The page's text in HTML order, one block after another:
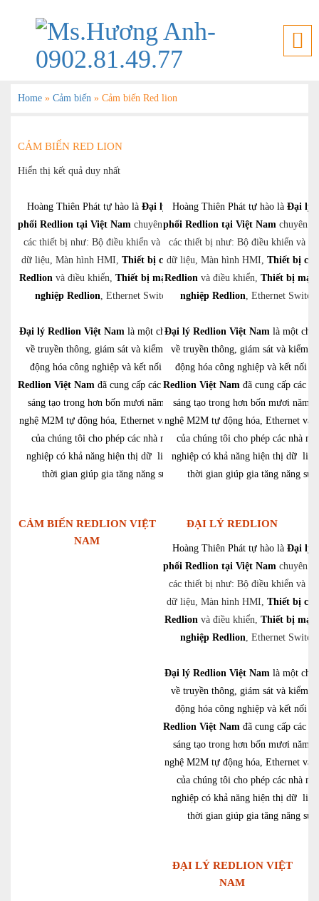
Home » Cảm biến » Cảm biến Red lion
CẢM BIẾN RED LION
Hiển thị kết quả duy nhất
Hoàng Thiên Phát tự hào là Đại lý phân
phối Redlion tại Việt Nam chuyên cung cấp
các thiết bị như: Bộ điều khiển và thu thập
dữ liệu, Màn hình HMI, Thiết bị cảm biến
Redlion và điều khiển, Thiết bị mạng công
nghiệp Redlion, Ethernet Switch….
Đại lý Redlion Việt Nam là một chuyên gia
về truyền thông, giám sát và kiểm soát tự
động hóa công nghiệp và kết nối mạng.
Redlion Việt Nam đã cung cấp các giải pháp
sáng tạo trong hơn bốn mươi năm. Công
nghệ M2M tự động hóa, Ethernet và di động
của chúng tôi cho phép các nhà máy xí
nghiệp có khả năng hiện thị dữ liệu theo
thời gian giúp gia tăng năng suất.
CẢM BIẾN REDLION VIỆT
NAM
Hoàng Thiên Phát tự hào là Đại lý
phối Redlion tại Việt Nam chuyên
các thiết bị như: Bộ điều khiển và
dữ liệu, Màn hình HMI, Thiết bị
Redlion và điều khiển, Thiết bị
nghiệp Redlion, Ethernet
Đại lý Redlion Việt Nam là một
về truyền thông, giám sát và kiểm
động hóa công nghiệp và kết nối
Redlion Việt Nam đã cung cấp các
sáng tạo trong hơn bốn mươi năm.
nghệ M2M tự động hóa, Ethernet và
của chúng tôi cho phép các nhà
nghiệp có khả năng hiện thị dữ liệu
thời gian giúp gia tăng năng
ĐẠI LÝ REDLION
Hoàng Thiên Phát tự hào là Đại lý
phối Redlion tại Việt Nam chuyên
các thiết bị như: Bộ điều khiển và
dữ liệu, Màn hình HMI, Thiết bị
Redlion và điều khiển, Thiết bị
nghiệp Redlion, Ethernet
Đại lý Redlion Việt Nam là một
về truyền thông, giám sát và kiểm
động hóa công nghiệp và kết nối
Redlion Việt Nam đã cung cấp các
sáng tạo trong hơn bốn mươi năm.
nghệ M2M tự động hóa, Ethernet và
của chúng tôi cho phép các nhà
nghiệp có khả năng hiện thị dữ liệu
thời gian giúp gia tăng năng
ĐẠI LÝ REDLION VIỆT
NAM